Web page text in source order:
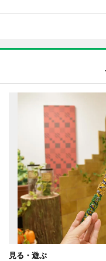
見る・遊ぶ